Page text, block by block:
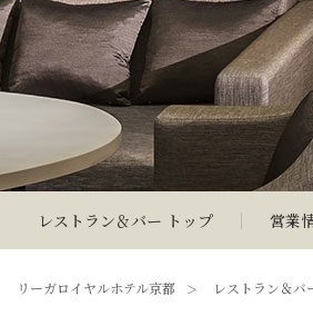
レストラン＆バー トップ 営業
リーガロイヤルホテル京都 レストラン＆バ